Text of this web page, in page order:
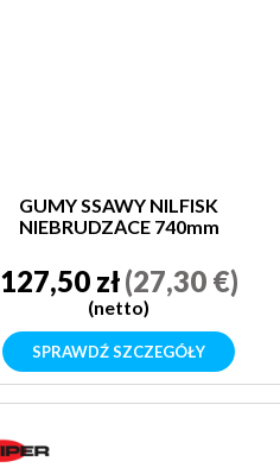
GUMY SSAWY NILFISK
NIEBRUDZĄCE 740mm
127,50 zł(27,30 €)
(netto)
SPRAWDŹ SZCZEGÓŁY